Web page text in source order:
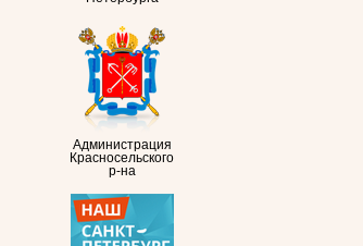
Администрация
Красносельского
р-на